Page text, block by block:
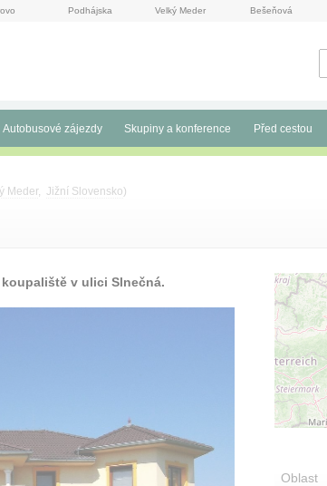
Podhájska Velký Meder Bešeňová
Autobusové zájezdy Skupiny a konference Před cestou
Meder, Jižní Slovensko)
v ulici Slnečná.
Oblast